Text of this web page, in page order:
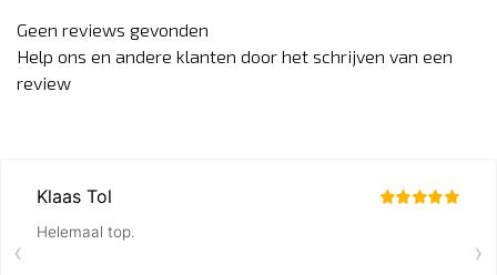
Geen reviews gevonden
Help ons en andere klanten door het schrijven van een
review